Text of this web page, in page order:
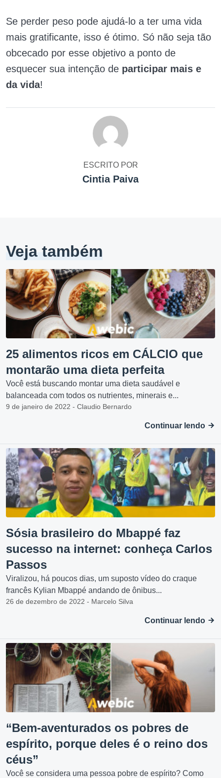
Se perder peso pode ajudá-lo a ter uma vida
mais gratificante, isso é ótimo. Só não seja tão
obcecado por esse objetivo a ponto de
esquecer sua intenção de participar mais e
da vida!
ESCRITO POR
Cintia Paiva
Veja também
25 alimentos ricos em CÁLCIO que
montarão uma dieta perfeita
Você está buscando montar uma dieta saudável e
balanceada com todos os nutrientes, minerais e...
9 de janeiro de 2022 - Claudio Bernardo
Continuar lendo
Sósia brasileiro do Mbappé faz
sucesso na internet: conheça Carlos
Passos
Viralizou, há poucos dias, um suposto vídeo do craque
francês Kylian Mbappé andando de ônibus...
26 de dezembro de 2022 - Marcelo Silva
Continuar lendo
“Bem-aventurados os pobres de
espírito, porque deles é o reino dos
céus”
Você se considera uma pessoa pobre de espírito? Como